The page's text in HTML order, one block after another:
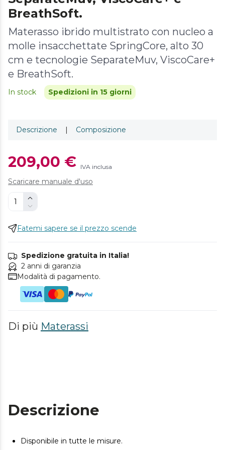
BreathSoft.
Materasso ibrido multistrato con nucleo a
molle insacchettate SpringCore, alto 30
cm e tecnologie SeparateMuv, ViscoCare+
e BreathSoft.
In stock Spedizioni in 15 giorni
Descrizione | Composizione
209,00 € IVA inclusa
Scaricare manuale d'uso
Fatemi sapere se il prezzo scende
Spedizione gratuita in Italia!
2 anni di garanzia
Modalità di pagamento.
Di più Materassi
Descrizione
Disponibile in tutte le misure.